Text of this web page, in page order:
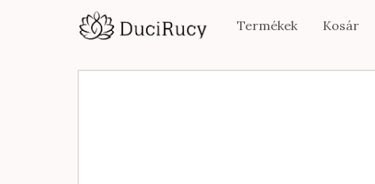
Termékek Kosár